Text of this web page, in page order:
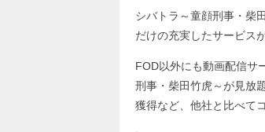
シバトラ～童顔刑事・柴
だけの充実したサービス
FOD以外にも動画配信サ
刑事・柴田竹虎～が見放
獲得など、他社と比べて